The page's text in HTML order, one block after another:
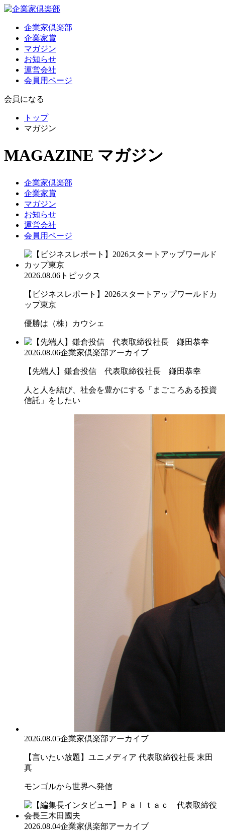
企業家倶楽部
企業家賞
マガジン
お知らせ
運営会社
会員用ページ
会員になる
トップ
マガジン
MAGAZINE マガジン
企業家倶楽部
企業家賞
マガジン
お知らせ
運営会社
会員用ページ
2026.08.06 トピックス
【ビジネスレポート】2026スタートアップワールドカ
ップ東京
優勝は（株）カウシェ
2026.08.06企業家倶楽部アーカイブ
【先端人】鎌倉投信 代表取締役社長 鎌田恭幸
人と人を結び、社会を豊かにする「まごころある投資
信託」をしたい
2026.08.05企業家倶楽部アーカイブ
【言いたい放題】ユニメディア 代表取締役社長 末田
真
モンゴルから世界へ発信
2026.08.04企業家倶楽部アーカイブ